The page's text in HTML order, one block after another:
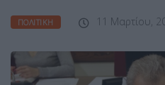
ΠΟΛΙΤΙΚΉ 11 Μαρτίου,